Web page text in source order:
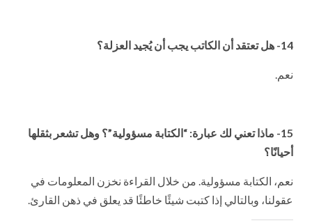
14- هل تعتقد أن الكاتب يجب أن يُجيد العزلة؟
نعم.
15- ماذا تعني لك عبارة: “الكتابة مسؤولية”؟ وهل تشعر بثقلها
أحيانًا؟
نعم، الكتابة مسؤولية. من خلال القراءة نخزن المعلومات في
عقولنا، وبالتالي إذا كتبت شيئًا خاطئًا قد يعلق في ذهن القارئ.